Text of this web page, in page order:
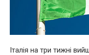
Італія на три тижні